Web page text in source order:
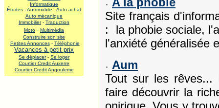
Informatique
Études -Automobile -Auto achat
Auto mécanique
Immobilier- Traduction
Moto - Multimédia
Construire son site
Petites Annonces- Téléphonie
Vacances à petit prix
Se déplacer- Se loger
Courtier Credit Auxerre
Courtier Credit Angouleme
Site français
: la phobie sociale,
l'anxiété généralisée
Aum
Tout sur les
faire découvrir la